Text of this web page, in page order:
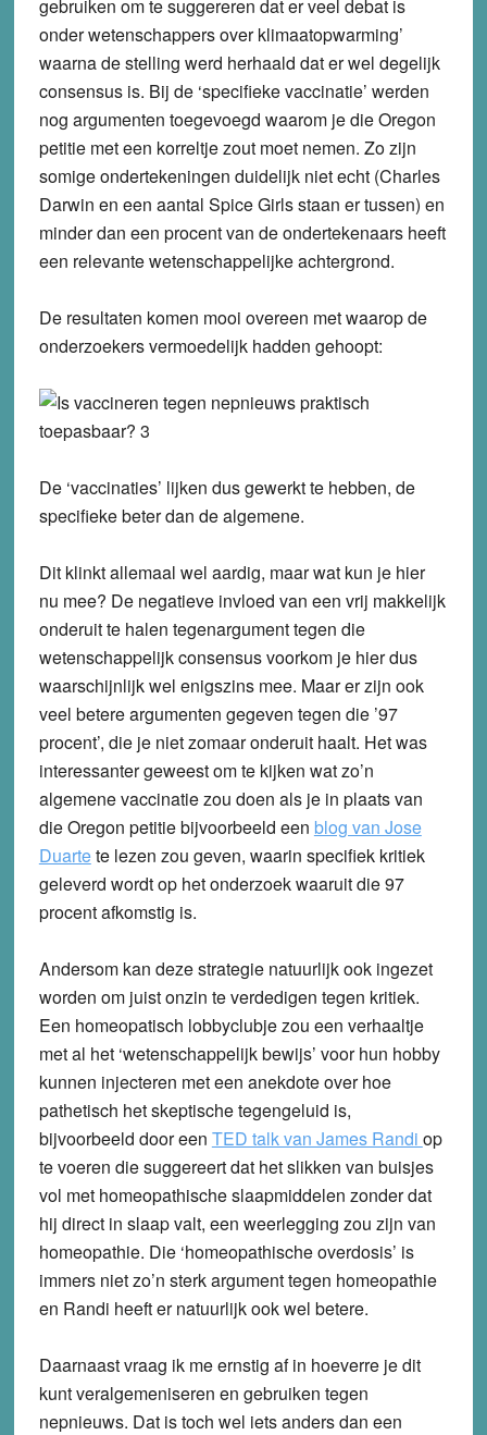
gebruiken om te suggereren dat er veel debat is
onder wetenschappers over klimaatopwarming’
waarna de stelling werd herhaald dat er wel degelijk
consensus is. Bij de ‘specifieke vaccinatie’ werden
nog argumenten toegevoegd waarom je die Oregon
petitie met een korreltje zout moet nemen. Zo zijn
somige ondertekeningen duidelijk niet echt (Charles
Darwin en een aantal Spice Girls staan er tussen) en
minder dan een procent van de ondertekenaars heeft
een relevante wetenschappelijke achtergrond.
De resultaten komen mooi overeen met waarop de
onderzoekers vermoedelijk hadden gehoopt:
De ‘vaccinaties’ lijken dus gewerkt te hebben, de
specifieke beter dan de algemene.
Dit klinkt allemaal wel aardig, maar wat kun je hier
nu mee? De negatieve invloed van een vrij makkelijk
onderuit te halen tegenargument tegen die
wetenschappelijk consensus voorkom je hier dus
waarschijnlijk wel enigszins mee. Maar er zijn ook
veel betere argumenten gegeven tegen die ’97
procent’, die je niet zomaar onderuit haalt. Het was
interessanter geweest om te kijken wat zo’n
algemene vaccinatie zou doen als je in plaats van
die Oregon petitie bijvoorbeeld een blog van Jose
Duartete lezen zou geven, waarin specifiek kritiek
geleverd wordt op het onderzoek waaruit die 97
procent afkomstig is.
Andersom kan deze strategie natuurlijk ook ingezet
worden om juist onzin te verdedigen tegen kritiek.
Een homeopatisch lobbyclubje zou een verhaaltje
met al het ‘wetenschappelijk bewijs’ voor hun hobby
kunnen injecteren met een anekdote over hoe
pathetisch het skeptische tegengeluid is,
bijvoorbeeld door een TED talk van James Randi op
te voeren die suggereert dat het slikken van buisjes
vol met homeopathische slaapmiddelen zonder dat
hij direct in slaap valt, een weerlegging zou zijn van
homeopathie. Die ‘homeopathische overdosis’ is
immers niet zo’n sterk argument tegen homeopathie
en Randi heeft er natuurlijk ook wel betere.
Daarnaast vraag ik me ernstig af in hoeverre je dit
kunt veralgemeniseren en gebruiken tegen
nepnieuws. Dat is toch wel iets anders dan een